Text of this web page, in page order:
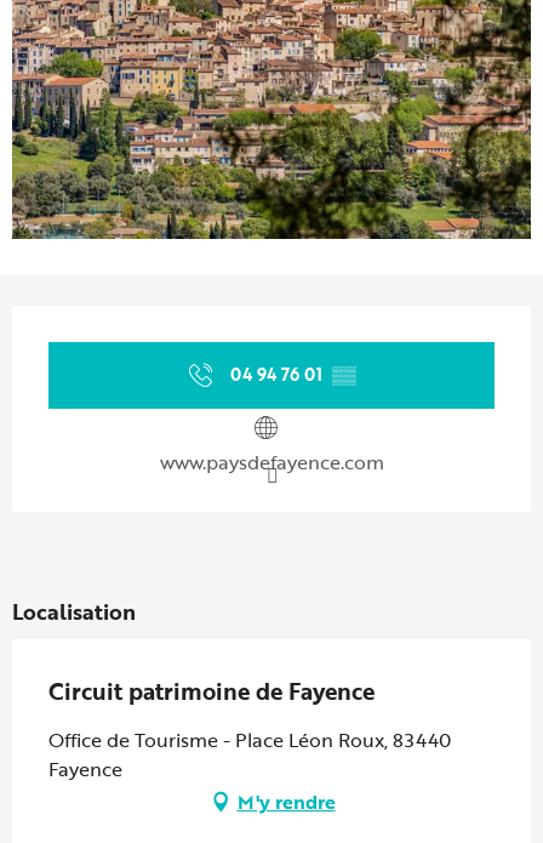
04 94 76 01 ▒▒
www.paysdefayence.com
Localisation
Circuit patrimoine de Fayence
Office de Tourisme - Place Léon Roux, 83440
Fayence
M'y rendre